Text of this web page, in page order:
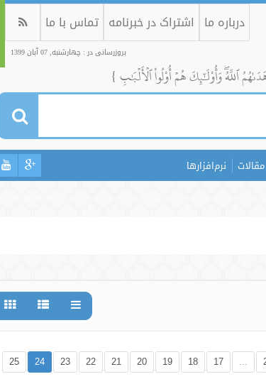
درباره ما اشتراک در خبرنامه تماس با ما
بروزرسانی در : چهارشنبه, 07 آبان 1399
ٱللَّهُۖ وَأُوْلَٰٓئِكَ هُمۡ أُوْلُواْ ٱلۡأَلۡبَٰبِ }
نرم‌افزارها
...
17
18
19
20
21
22
23
24
25